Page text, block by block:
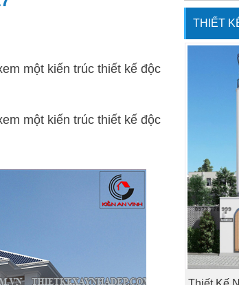
một kiến trúc thiết kế độc
một kiến trúc thiết kế độc
THIẾT